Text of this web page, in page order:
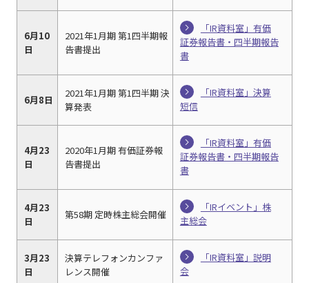
6月10
日
2021年1月期 第1四半期報
告書提出
「IR資料室」有価
証券報告書・四半期報告
書
6月8日
2021年1月期 第1四半期 決
算発表
「IR資料室」決算
短信
4月23
日
2020年1月期 有価証券報
告書提出
「IR資料室」有価
証券報告書・四半期報告
書
4月23
日
第58期 定時株主総会開催
「IRイベント」株
主総会
3月23
日
決算テレフォンカンファ
レンス開催
「IR資料室」説明
会